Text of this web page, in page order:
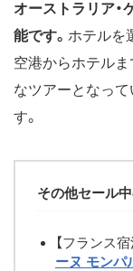
オーストラリア・
能です。 ホテルを
空港からホテルま
なツアーとなっ
す。
その他セール中
【フランス宿
ーヌ モンパ